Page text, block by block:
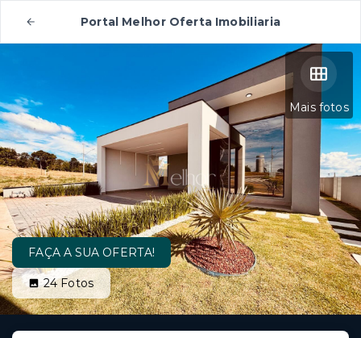
Portal Melhor Oferta Imobiliaria
Mais fotos
FAÇA A SUA OFERTA!
24Fotos